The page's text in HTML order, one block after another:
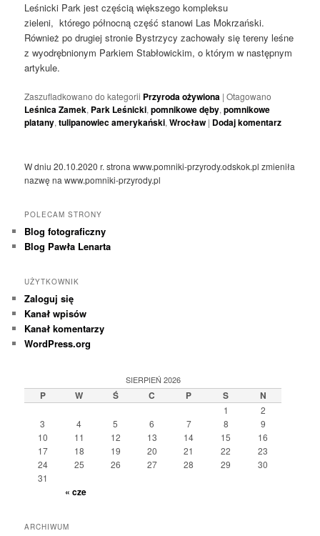
Leśnicki Park jest częścią większego kompleksu
zieleni, którego północną część stanowi Las Mokrzański.
Również po drugiej stronie Bystrzycy zachowały się tereny leśne
z wyodrębnionym Parkiem Stabłowickim, o którym w następnym
artykule.
Zaszufladkowano do kategorii Przyroda ożywiona |Otagowano
Leśnica Zamek, Park Leśnicki,pomnikowe dęby,pomnikowe
platany,tulipanowiec amerykański,Wrocław | Dodaj komentarz
W dniu 20.10.2020 r. strona www.pomniki-przyrody.odskok.pl zmieniła
nazwę na www.pomniki-przyrody.pl
POLECAM STRONY
Blog fotograficzny
Blog Pawła Lenarta
UŻYTKOWNIK
Zaloguj się
Kanał wpisów
Kanał komentarzy
WordPress.org
SIERPIEŃ 2026
P W Ś C P S N
1
2
3
4 5 6 7 8
9
10
11 12 13 14 15
16
17
18 19 20 21 22
23
24
25 26 27 28 29
30
31
« cze
ARCHIWUM